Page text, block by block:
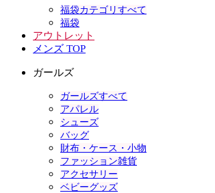
福袋カテゴリすべて
福袋
アウトレット
メンズ TOP
ガールズ
ガールズすべて
アパレル
シューズ
バッグ
財布・ケース・小物
ファッション雑貨
アクセサリー
ベビーグッズ